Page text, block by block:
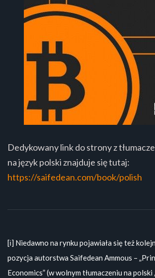
Dedykowany link do strony z
na język polski znajduje się tutaj:
https://saifedean.com/book/polish
[ℹ️] Niedawno na rynku pojawiała się też
pozycja autorstwa Saifedean Ammous –
Economics” (w wolnym tłumaczeniu na polski